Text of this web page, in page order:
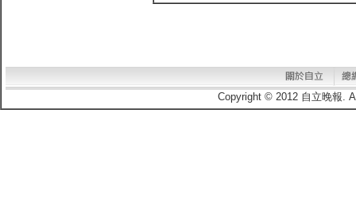
Copyright © 2012 自立晚報.